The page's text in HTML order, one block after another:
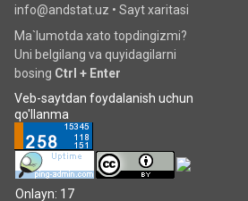
info@andstat.uz • Sayt xaritasi
Ma`lumotda xato topdingizmi?
Uni belgilang va quyidagilarni
bosing Ctrl + Enter
Veb-saytdan foydalanish uchun
qo'llanma
Onlayn: 17